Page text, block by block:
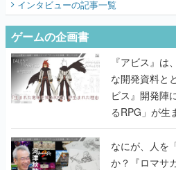
インタビューの記事一覧
ゲームの企画書
『アビス』
な開発資料と
ビス』開発陣
るRPG」が生
書】
なにが、人を
か？『ロマサ